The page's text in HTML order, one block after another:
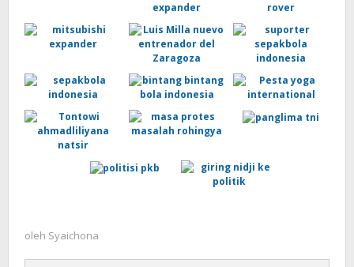
oleh Syaichona